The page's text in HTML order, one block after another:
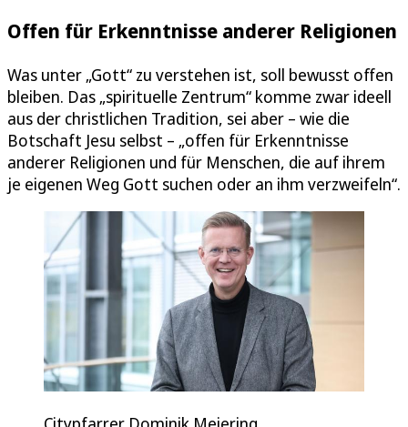
Offen für Erkenntnisse anderer Religionen
Was unter „Gott“ zu verstehen ist, soll bewusst offen
bleiben. Das „spirituelle Zentrum“ komme zwar ideell
aus der christlichen Tradition, sei aber – wie die
Botschaft Jesu selbst – „offen für Erkenntnisse
anderer Religionen und für Menschen, die auf ihrem
je eigenen Weg Gott suchen oder an ihm verzweifeln“.